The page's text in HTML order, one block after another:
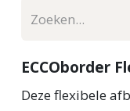
ECCOborder
Deze flexibele